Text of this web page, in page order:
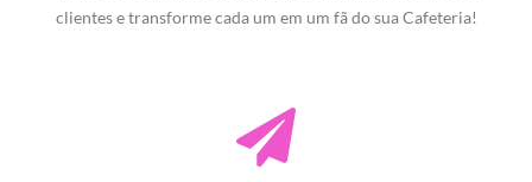
clientes e transforme cada um em um fã do sua Cafeteria!